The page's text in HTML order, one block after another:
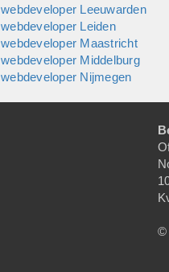
webdeveloper Leeuwarden
webdeveloper Leiden
webdeveloper Maastricht
webdeveloper Middelburg
webdeveloper Nijmegen
©